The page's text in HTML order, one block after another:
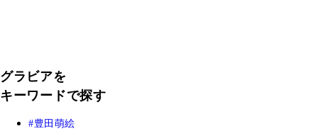
グラビアを
キーワードで探す
豊田萌絵